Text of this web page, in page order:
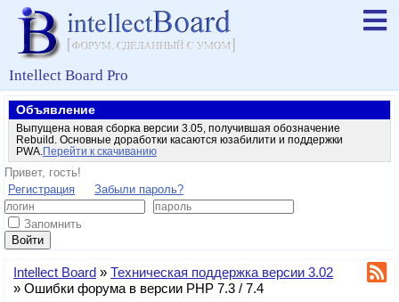
Intellect Board Pro
Объявление
Выпущена новая сборка версии 3.05, получившая обозначение
Rebuild. Основные доработки касаются юзабилити и поддержки
PWA. Перейти к скачиванию
Привет, гость!
Регистрация
Забыли пароль?
Запомнить
Войти
Intellect Board » Техническая поддержка версии 3.02
» Ошибки форума в версии PHP 7.3 / 7.4